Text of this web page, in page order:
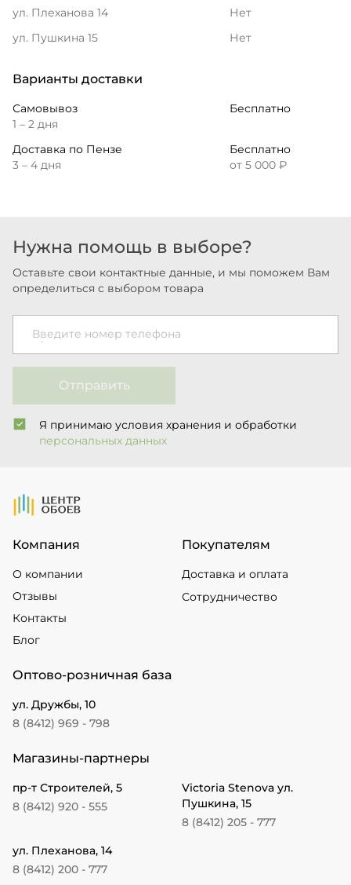
ул. Плеханова 14
Нет
ул. Пушкина 15
Нет
Варианты доставки
Самовывоз
1 – 2 дня
Бесплатно
Доставка по Пензе
3 – 4 дня
Бесплатно
от 5 000 ₽
Нужна помощь в выборе?
Оставьте свои контактные данные, и мы поможем Вам
определиться с выбором товара
Введите номер телефона
Отправить
Я принимаю условия хранения и обработки
персональных данных
На Главную
Компания
О компании
Отзывы
Контакты
Блог
Покупателям
Доставка и оплата
Сотрудничество
Оптово-розничная база
ул. Дружбы, 10
8 (8412) 969 - 798
Магазины-партнеры
пр-т Строителей, 5
8 (8412) 920 - 555
Victoria Stenova ул.
Пушкина, 15
8 (8412) 205 - 777
ул. Плеханова, 14
8 (8412) 200 - 777